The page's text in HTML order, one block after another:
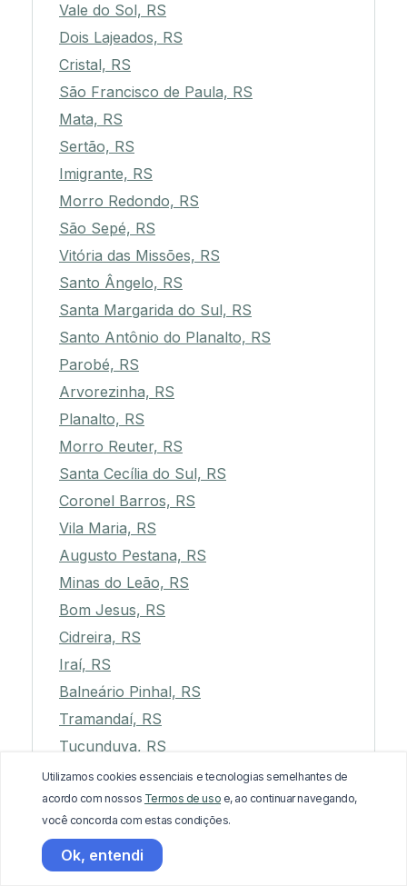
Vale do Sol, RS
Dois Lajeados, RS
Cristal, RS
São Francisco de Paula, RS
Mata, RS
Sertão, RS
Imigrante, RS
Morro Redondo, RS
São Sepé, RS
Vitória das Missões, RS
Santo Ângelo, RS
Santa Margarida do Sul, RS
Santo Antônio do Planalto, RS
Parobé, RS
Arvorezinha, RS
Planalto, RS
Morro Reuter, RS
Santa Cecília do Sul, RS
Coronel Barros, RS
Vila Maria, RS
Augusto Pestana, RS
Minas do Leão, RS
Bom Jesus, RS
Cidreira, RS
Iraí, RS
Balneário Pinhal, RS
Tramandaí, RS
Tucunduva, RS
Nova Roma do Sul, RS
União da Serra, RS
São Pedro das Missões, RS
Forquetinha, RS
Utilizamos cookies essenciais e tecnologias semelhantes de
acordo com nossos Termos de uso e, ao continuar navegando,
você concorda com estas condições.
Ok, entendi